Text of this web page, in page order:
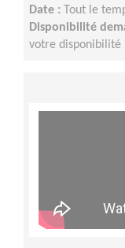
Date :
Tout le
Disponibilité
votre disponibilité